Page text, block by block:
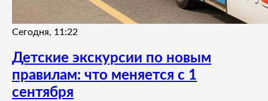
Сегодня, 11:22
Детские экскурсии по новым
правилам: что меняется с 1
сентября